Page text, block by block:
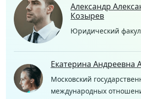
Александр
Козырев
Юридический
Екатерина Андреевна
Московский
международных